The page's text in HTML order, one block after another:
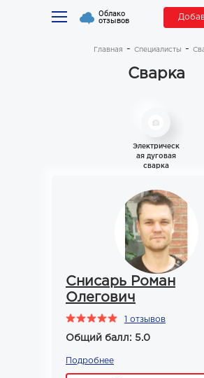
Облако
отзывов
Главная Специалисты
Сварка
Электрическ
ая дуговая
сварка
Снисарь Роман
Олегович
1 отзывов
Общий балл: 5.0
Подробнее